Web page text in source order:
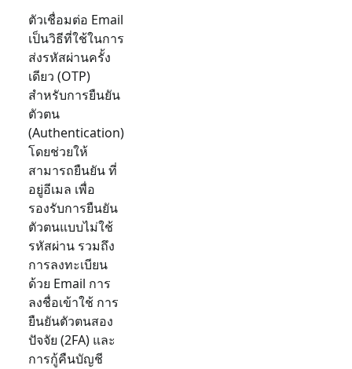
ตัวเชื่อมต่อ Email
เป็นวิธีที่ใช้ในการ
ส่งรหัสผ่านครั้ง
เดียว (OTP)
สำหรับการยืนยัน
ตัวตน
(Authentication)
โดยช่วยให้
สามารถยืนยันที่
อยู่อีเมล เพื่อ
รองรับการยืนยัน
ตัวตนแบบไม่ใช้
รหัสผ่าน รวมถึง
การลงทะเบียน
ด้วย Email การ
ลงชื่อเข้าใช้ การ
ยืนยันตัวตนสอง
ปัจจัย (2FA) และ
การกู้คืนบัญชี